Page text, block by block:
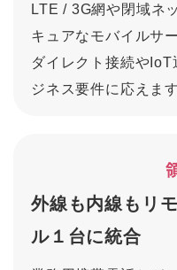
LTE / 3G網や閉域ネ
キュアなモバイルサ
ダイレクト接続や
ジネス要件に応えます
外線も内線もリ
ル１台に統合